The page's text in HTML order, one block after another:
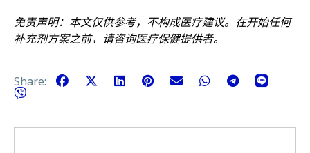
免责声明：本文仅供参考，不构成医疗建议。在开始任何
补充剂方案之前，请咨询医疗保健提供者。
Share: